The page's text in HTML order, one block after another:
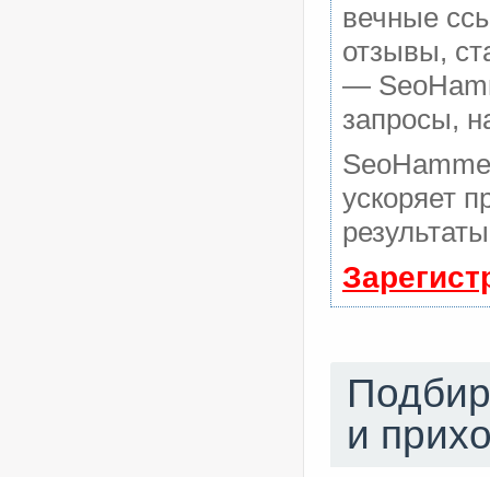
вечные
отзывы,
—
запросы,
ускоряет
и